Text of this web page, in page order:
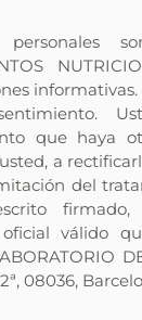
que haya
a
del
válido
08036,